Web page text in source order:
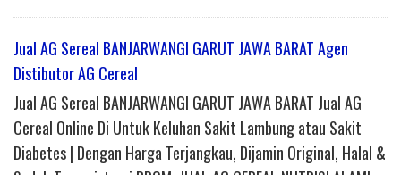
Jual AG Sereal BANJARWANGI GARUT JAWA BARAT Agen
Distibutor AG Cereal
Jual AG Sereal BANJARWANGI GARUT JAWA BARAT Jual AG
Cereal Online Di Untuk Keluhan Sakit Lambung atau Sakit
Diabetes | Dengan Harga Terjangkau, Dijamin Original, Halal &